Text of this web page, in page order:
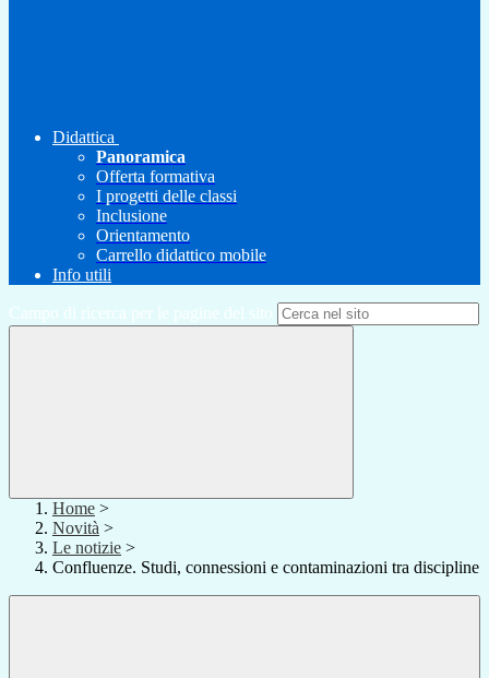
Didattica
Panoramica
Offerta formativa
I progetti delle classi
Inclusione
Orientamento
Carrello didattico mobile
Info utili
Campo di ricerca per le pagine del sito
Home >
Novità >
Le notizie >
Confluenze. Studi, connessioni e contaminazioni tra discipline